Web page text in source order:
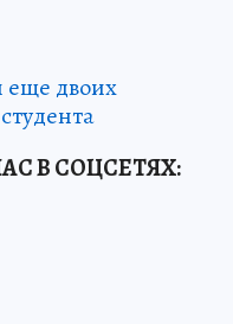
еще двоих
В СОЦСЕТЯХ: